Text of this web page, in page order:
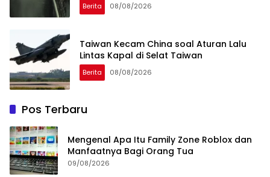
Berita 08/08/2026
Taiwan Kecam China soal Aturan Lalu
Lintas Kapal di Selat Taiwan
Berita 08/08/2026
Pos Terbaru
Mengenal Apa Itu Family Zone Roblox dan
Manfaatnya Bagi Orang Tua
09/08/2026